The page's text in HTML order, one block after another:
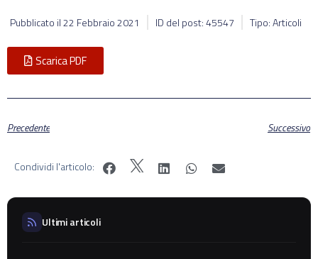
Pubblicato il22 Febbraio 2021 ID del post: 45547 Tipo: Articoli
Scarica PDF
Precedente Successivo
Condividi l'articolo:
Ultimi articoli